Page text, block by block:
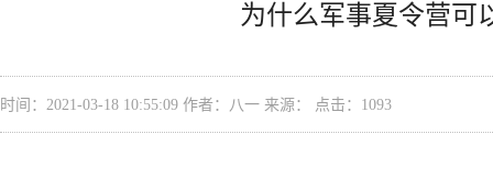
为什么军事夏令营可
时间：2021-03-18 10:55:09 作者：八一 来源： 点击： 1093